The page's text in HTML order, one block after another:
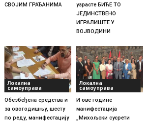
СВОЈИМ ГРАЂАНИМА
узрасте БИЋЕ ТО
ЈЕДИНСТВЕНО
ИГРАЛИШТЕ У
ВОЈВОДИНИ
Локална
самоуправа
Обезбеђена средства и
за овогодишњу, шесту
по реду, манифестацију
Локална
самоуправа
И ове године
манифестација
„Михољски сусрети